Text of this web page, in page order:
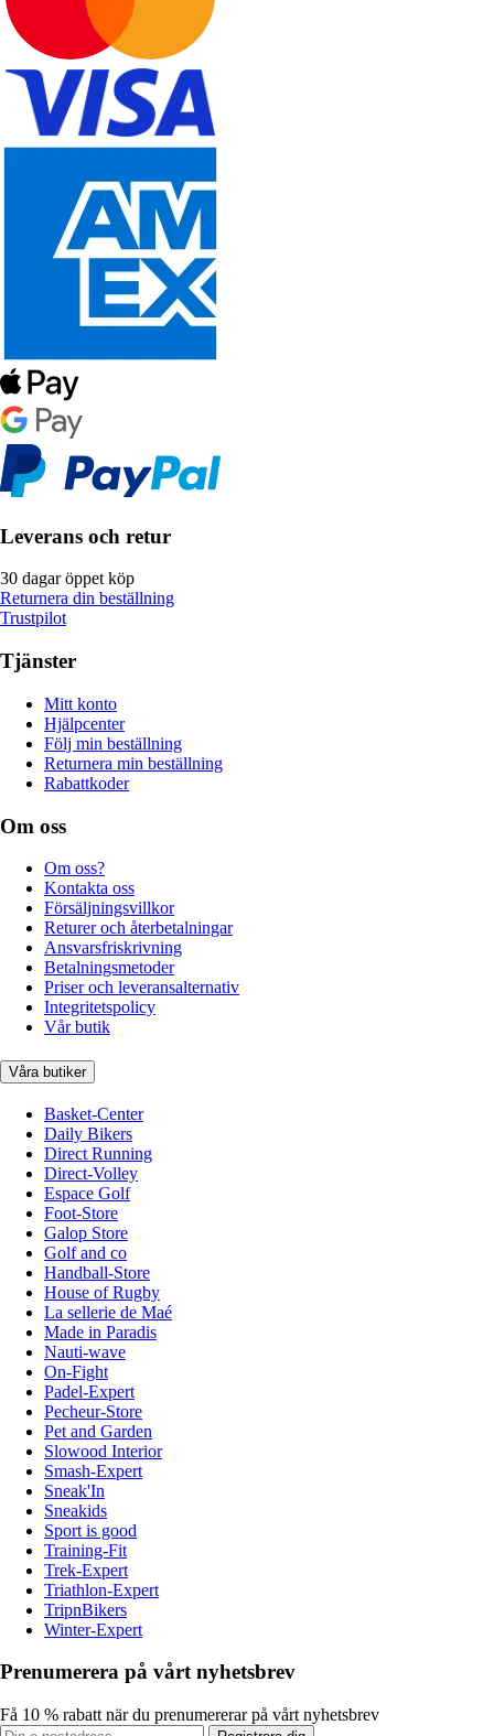
Leverans och retur
30 dagar öppet köp
Returnera din beställning
Trustpilot
Tjänster
Mitt konto
Hjälpcenter
Följ min beställning
Returnera min beställning
Rabattkoder
Om oss
Om oss?
Kontakta oss
Försäljningsvillkor
Returer och återbetalningar
Ansvarsfriskrivning
Betalningsmetoder
Priser och leveransalternativ
Integritetspolicy
Vår butik
Våra butiker
Basket-Center
Daily Bikers
Direct Running
Direct-Volley
Espace Golf
Foot-Store
Galop Store
Golf and co
Handball-Store
House of Rugby
La sellerie de Maé
Made in Paradis
Nauti-wave
On-Fight
Padel-Expert
Pecheur-Store
Pet and Garden
Slowood Interior
Smash-Expert
Sneak'In
Sneakids
Sport is good
Training-Fit
Trek-Expert
Triathlon-Expert
TripnBikers
Winter-Expert
Prenumerera på vårt nyhetsbrev
Få 10 % rabatt när du prenumererar på vårt nyhetsbrev